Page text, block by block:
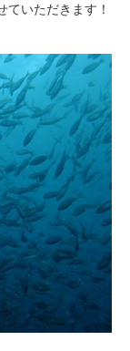
いただきます！